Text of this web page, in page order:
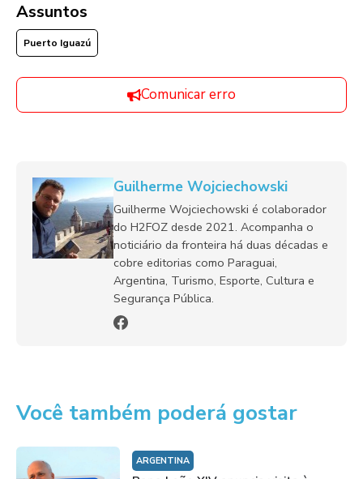
Assuntos
Puerto Iguazú
Comunicar erro
Guilherme Wojciechowski
Guilherme Wojciechowski é colaborador
do H2FOZ desde 2021. Acompanha o
noticiário da fronteira há duas décadas e
cobre editorias como Paraguai,
Argentina, Turismo, Esporte, Cultura e
Segurança Pública.
Você também poderá gostar
ARGENTINA